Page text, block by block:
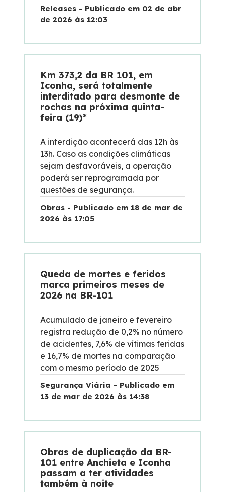
Releases - Publicado em 02 de abr
de 2026 às 12:03
Km 373,2 da BR 101, em
Iconha, será totalmente
interditado para desmonte de
rochas na próxima quinta-
feira (19)*
A interdição acontecerá das 12h às
13h. Caso as condições climáticas
sejam desfavoráveis, a operação
poderá ser reprogramada por
questões de segurança.
Obras - Publicado em 18 de mar de
2026 às 17:05
Queda de mortes e feridos
marca primeiros meses de
2026 na BR-101
Acumulado de janeiro e fevereiro
registra redução de 0,2% no número
de acidentes, 7,6% de vítimas feridas
e 16,7% de mortes na comparação
com o mesmo período de 2025
Segurança Viária - Publicado em
13 de mar de 2026 às 14:38
Obras de duplicação da BR-
101 entre Anchieta e Iconha
passam a ter atividades
também à noite